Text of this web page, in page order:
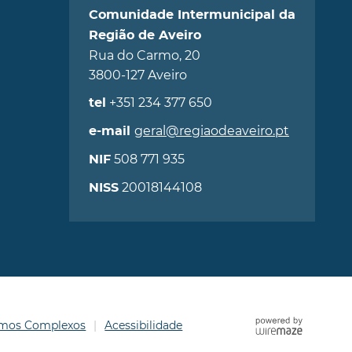
Comunidade Intermunicipal da
Região de Aveiro
Rua do Carmo, 20
3800-127 Aveiro
tel +351 234 377 650
e-mail geral@regiaodeaveiro.pt
NIF508 771 935
NISS20018144108
Complexos Acessibilidade